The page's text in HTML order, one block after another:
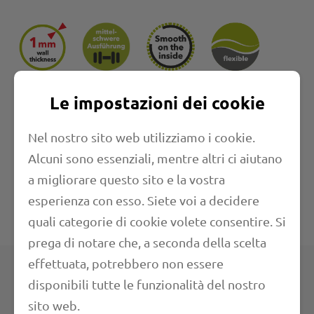
Proprietà
Lunghezza
Campi di applicazione
Specifiche tecniche
Prodotti
Le impostazioni dei cookie
Nel nostro sito web utilizziamo i cookie.
Alcuni sono essenziali, mentre altri ci aiutano
a migliorare questo sito e la vostra
esperienza con esso. Siete voi a decidere
quali categorie di cookie volete consentire. Si
prega di notare che, a seconda della scelta
effettuata, potrebbero non essere
disponibili tutte le funzionalità del nostro
sito web.